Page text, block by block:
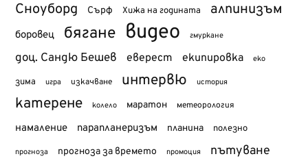
Сноуборд Сърф Хижа на годината алпинизъм
боровец бягане видео гмуркане
доц. Сандю Бешев еверест екипировка еко
зима игра изкачване интервю история
катерене колело маратон метеорология
намаление парапланеризъм планина полезно
прогноза прогноза за времето промоция пътуване